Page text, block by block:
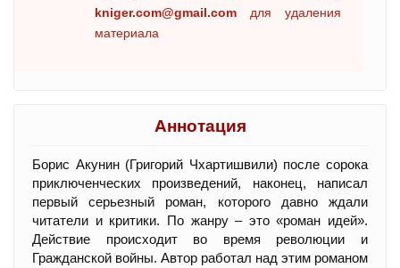
kniger.com@gmail.com для удаления
материала
Аннотация
Борис Акунин (Григорий Чхартишвили) после сорока
приключенческих произведений, наконец, написал
первый серьезный роман, которого давно ждали
читатели и критики. По жанру – это «роман идей».
Действие происходит во время революции и
Гражданской войны. Автор работал над этим романом